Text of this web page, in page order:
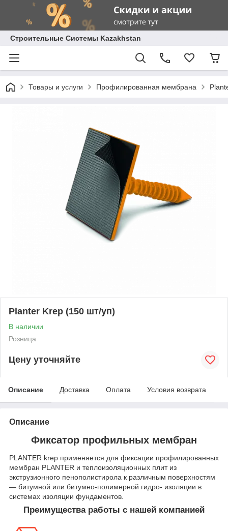
Строительные Системы Kazakhstan
Товары и услуги Профилированная мембрана
Planter Krep (150 шт/уп)
В наличии
Розница
Цену уточняйте
Описание Доставка Оплата Условия возврата
Описание
Фиксатор профильных мембран
PLANTER krep применяется для фиксации профилированных
мембран PLANTER и теплоизоляционных плит из
экструзионного пенополистирола к различным поверхностям
— битумной или битумно-полимерной гидро- изоляции в
системах изоляции фундаментов.
Преимущества работы с нашей компанией